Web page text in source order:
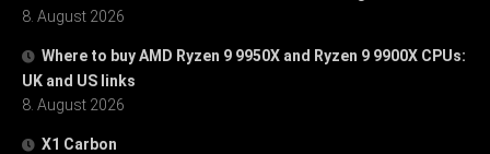
8. August 2026
Where to buy AMD Ryzen 9 9950X and Ryzen 9 9900X CPUs:
UK and US links
8. August 2026
X1 Carbon